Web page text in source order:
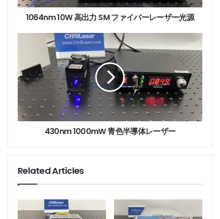
d
1064nm 10W 高出力 SM ファイバーレーザー光源
430nm 1000mW 青色半導体レーザー
Related Articles